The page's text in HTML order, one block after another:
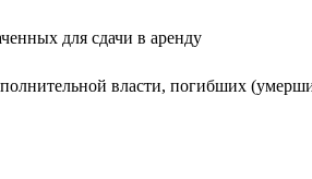
для сдачи в аренду
власти, погибших